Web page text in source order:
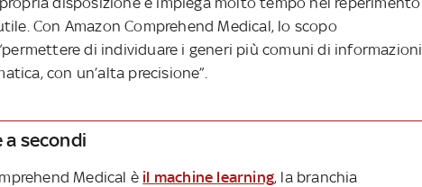
Con Amazon Comprehend Medical, lo scopo
di individuare i generi più comuni di informazioni
con un’alta precisione”.
secondi
Medical è il machine learning, la branchia